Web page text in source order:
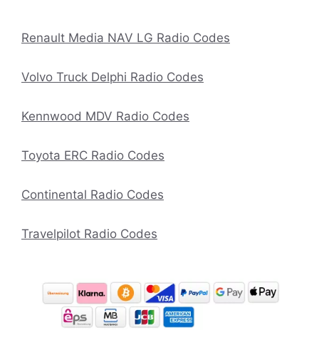
Renault Media NAV LG Radio Codes
Volvo Truck Delphi Radio Codes
Kennwood MDV Radio Codes
Toyota ERC Radio Codes
Continental Radio Codes
Travelpilot Radio Codes